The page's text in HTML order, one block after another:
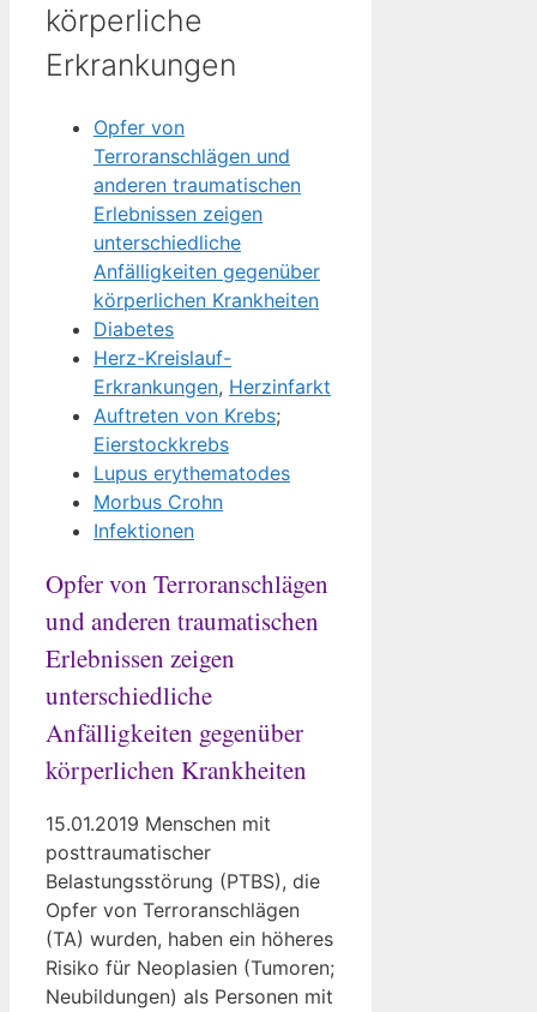
körperliche
Erkrankungen
Opfer von
Terroranschlägen und
anderen traumatischen
Erlebnissen zeigen
unterschiedliche
Anfälligkeiten gegenüber
körperlichen Krankheiten
Diabetes
Herz-Kreislauf-
Erkrankungen, Herzinfarkt
Auftreten von Krebs;
Eierstockkrebs
Lupus erythematodes
Morbus Crohn
Infektionen
Opfer von Terroranschlägen
und anderen traumatischen
Erlebnissen zeigen
unterschiedliche
Anfälligkeiten gegenüber
körperlichen Krankheiten
15.01.2019 Menschen mit
posttraumatischer
Belastungsstörung (PTBS), die
Opfer von Terroranschlägen
(TA) wurden, haben ein höheres
Risiko für Neoplasien (Tumoren;
Neubildungen) als Personen mit